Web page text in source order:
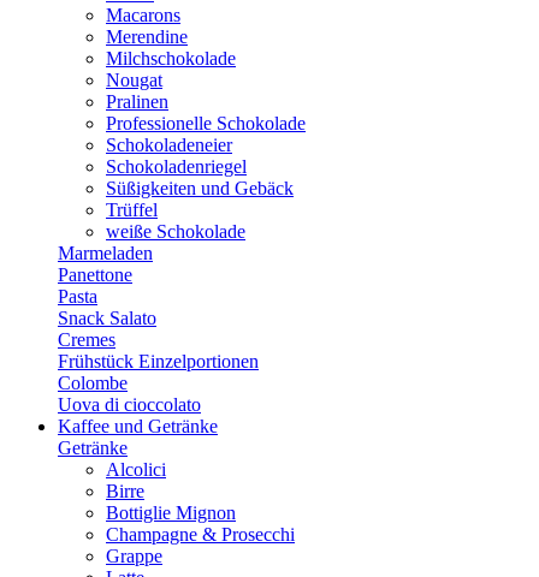
Macarons
Merendine
Milchschokolade
Nougat
Pralinen
Professionelle Schokolade
Schokoladeneier
Schokoladenriegel
Süßigkeiten und Gebäck
Trüffel
weiße Schokolade
Marmeladen
Panettone
Pasta
Snack Salato
Cremes
Frühstück Einzelportionen
Colombe
Uova di cioccolato
Kaffee und Getränke
Getränke
Alcolici
Birre
Bottiglie Mignon
Champagne & Prosecchi
Grappe